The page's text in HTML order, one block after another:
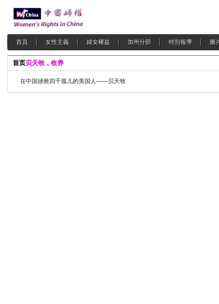
首頁 女性主義 婦女權益 加州分部 特別報導 圖
首页贝天牧，收养
在中国拯救四千孤儿的美国人——贝天牧